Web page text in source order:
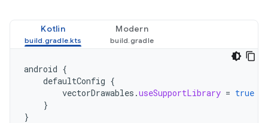
Kotlin Modern
android {
defaultConfig {
vectorDrawables .useSupportLibrary = true
}
}